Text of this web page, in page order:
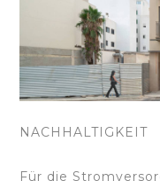
NACHHALTIGKEIT
Für die